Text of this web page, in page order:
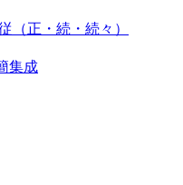
（正・続・続々）
集成